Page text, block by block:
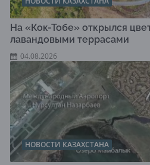
На «Кок-Тобе» открылся
лавандовыми террасами
04.08.2026
НОВОСТИ КАЗАХСТАНА